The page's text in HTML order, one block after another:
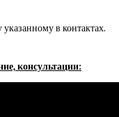
в контактах.
консультации: